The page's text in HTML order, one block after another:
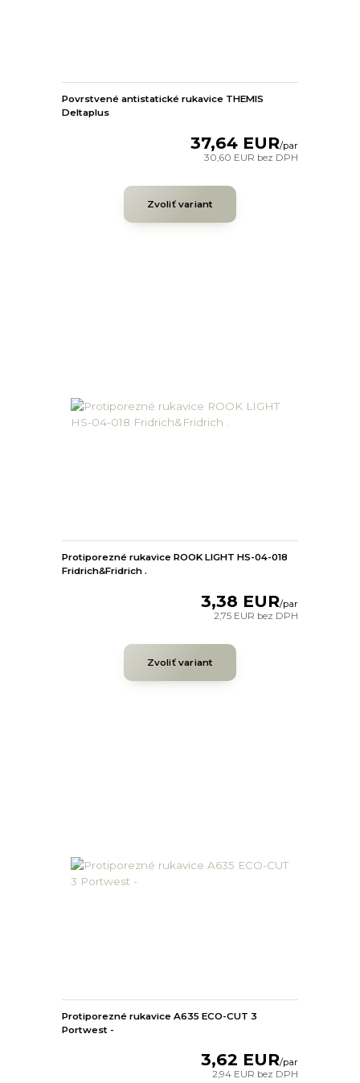
Povrstvené antistatické rukavice THEMIS
Deltaplus
37,64 EUR/par
30,60 EUR bez DPH
Zvoliť variant
Protiporezné rukavice ROOK LIGHT HS-04-018
Fridrich&Fridrich .
3,38 EUR/par
2,75 EUR bez DPH
Zvoliť variant
Protiporezné rukavice A635 ECO-CUT 3
Portwest -
3,62 EUR/par
2,94 EUR bez DPH